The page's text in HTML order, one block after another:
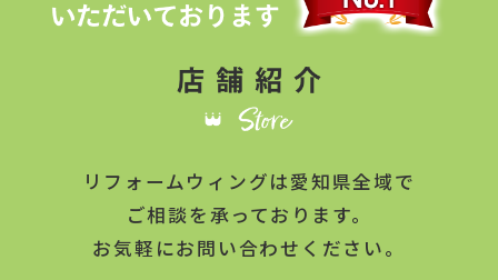
リフォームウィングは愛知県全域で
ご相談を承っております。
お気軽にお問い合わせください。